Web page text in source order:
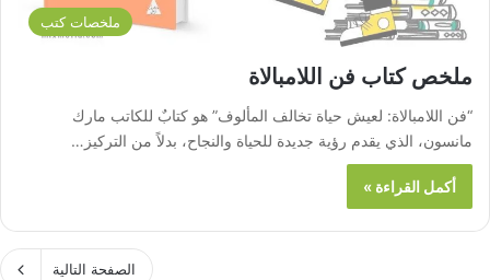
ملخصات كتب
ملخص كتاب فن اللامبالاة
“فن اللامبالاة: لعيش حياة تخالف المألوف” هو كتابٌ للكاتب مارك
مانسون، الذي يقدم رؤية جديدة للحياة والنجاح، بدلاً من التركيز…
أكمل القراءة »
الصفحة التالية